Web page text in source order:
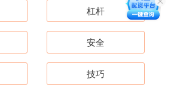
杠杆
安全
技巧